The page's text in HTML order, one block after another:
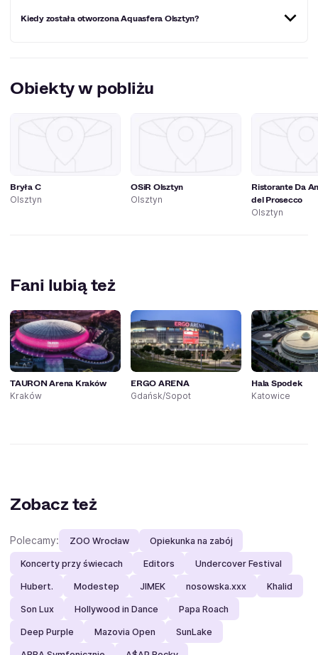
animacje czy imprezy urodzinowe. Bilety wstępu na teren
Kiedy została otworzona Aquasfera Olsztyn?
Obiekty w pobliżu
Bryła C
Olsztyn
OSiR Olsztyn
Olsztyn
Ristorante Da
del Prosecco
Olsztyn
Fani lubią też
TAURON Arena Kraków
Kraków
ERGO ARENA
Gdańsk/Sopot
Hala Spodek
Katowice
Zobacz też
Polecamy: ZOO Wrocław Opiekunka na zabój
Koncerty przy świecach Editors Undercover Festival
Hubert. Modestep JIMEK nosowska.xxx Khalid
Son Lux Hollywood in Dance Papa Roach
Deep Purple Mazovia Open SunLake